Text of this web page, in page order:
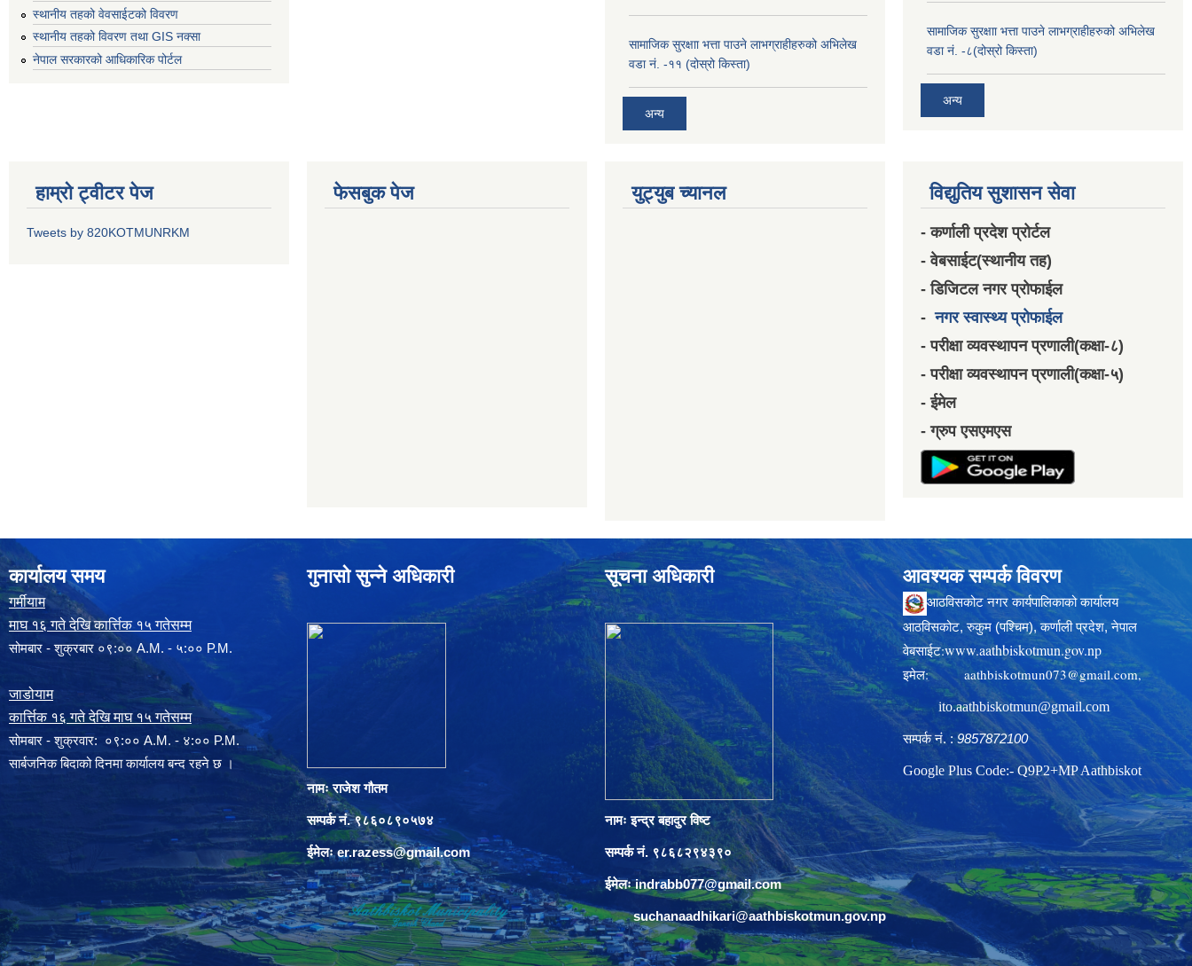
स्थानीय तहको वेवसाईटको विवरण
स्थानीय तहको विवरण तथा GIS नक्सा
नेपाल सरकारको आधिकारिक पोर्टल
सामाजिक सुरक्षाा भत्ता पाउने लाभग्राहीहरुको अभिलेख
वडा नं. -११ (दोस्रो किस्ता)
अन्य
सामाजिक सुरक्षाा भत्ता पाउने लाभग्राहीहरुको अभिलेख
वडा नं. -८(दोस्रो किस्ता)
अन्य
हाम्रो ट्वीटर पेज
Tweets by 820KOTMUNRKM
फेसबुक पेज युट्युब च्यानल विद्युतिय सुशासन सेवा
- कर्णाली प्रदेश प्रोर्टल
- वेबसाईट(स्थानीय तह)
- डिजिटल नगर प्रोफाईल
-नगर स्वास्थ्य प्रोफाईल
- परीक्षा व्यवस्थापन प्रणाली(कक्षा-८)
- परीक्षा व्यवस्थापन प्रणाली(कक्षा-५)
- ईमेल
- ग्रुप एसएमएस
कार्यालय समय
गर्मीयाम
माघ १६ गते देखि कार्त्तिक १५ गतेसम्म
सोमबार - शुक्रबार ०९:०० A.M. - ५:०० P.M.
जाडोयाम
कार्त्तिक १६ गते देखि माघ १५ गतेसम्म
साेमबार - शुक्रवार: ०९:०० A.M. - ४:०० P.M.
सार्बजनिक बिदाको दिनमा कार्यालय बन्द रहने छ ।
गुनासो सुन्ने अधिकारी
नामः राजेश गौतम
सम्पर्क नं. ९८६०८९०५७४
ईमेलःer.razess@gmail.com
सूचना अधिकारी
नामः इन्द्र बहादुर विष्ट
सम्पर्क नं. ९८६८२९४३९०
ईमेलःindrabb077@gmail.com
suchanaadhikari@aathbiskotmun.gov.np
आवश्यक सम्पर्क विवरण
आठविसकोट नगर कार्यपालिकाको कार्यालय
आठविसकोट, रुकुम (पश्चिम), कर्णाली प्रदेश, नेपाल
वेबसाईट:www.aathbiskotmun.gov.np
इमेल: aathbiskotmun073@gmail.com,
ito.aathbiskotmun@gmail.com
सम्पर्क नं. :9857872100
Google Plus Code:- Q9P2+MP Aathbiskot